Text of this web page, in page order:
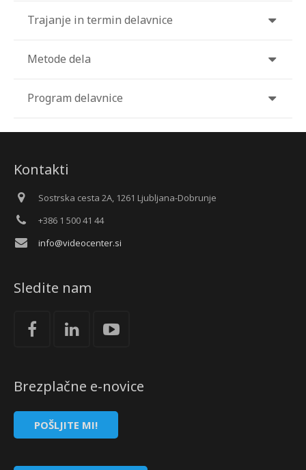
Trajanje in termin delavnice
Metode dela
Program delavnice
Kontakti
Sostrska cesta 2A, 1261 Ljubljana-Dobrunje
+386 1 500 41 44
info@videocenter.si
Sledite nam
Brezplačne e-novice
POŠLJITE MI!